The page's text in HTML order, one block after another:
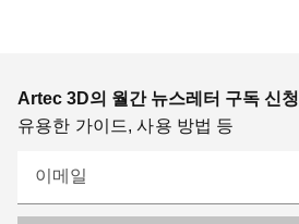
Artec 3D의 월간 뉴스레터 구독 신청
유용한 가이드, 사용 방법 등
이메일